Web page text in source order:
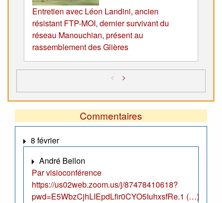
Entretien avec Léon Landini, ancien
résistant FTP-MOI, dernier survivant du
réseau Manouchian, présent au
rassemblement des Glières
< >
Commentaires
8 février
André Bellon
Par visioconférence
https://us02web.zoom.us/j/87478410618?
pwd=E5WbzCjhLIEpdLfir0CYO5IuhxsfRe.1 (…)